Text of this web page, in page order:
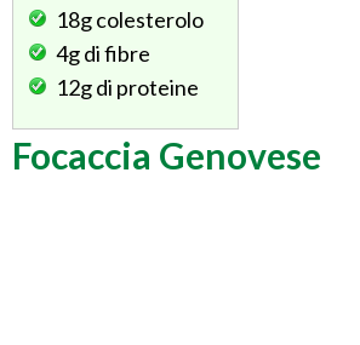
18gcolesterolo
4gdi fibre
12gdi proteine
Focaccia Genovese